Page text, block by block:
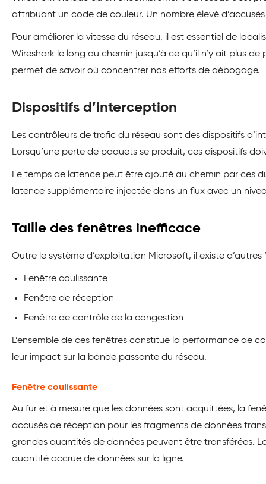
attribuant un code de couleur. Un nombre élevé
Pour améliorer la vitesse du réseau, il est essentiel de
Wireshark le long du chemin jusqu’à ce qu’il n’y ait plus
permet de savoir où concentrer nos efforts de débogage.
Dispositifs d’interception
Les contrôleurs de trafic du réseau sont des dispositifs
Lorsqu’une perte de paquets se produit, ces dispositifs
Le temps de latence peut être ajouté au chemin par ces
latence supplémentaire injectée dans un flux avec un
Taille des fenêtres inefficace
Outre le système d’exploitation Microsoft, il existe d’autres
Fenêtre coulissante
Fenêtre de réception
Fenêtre de contrôle de la congestion
L’ensemble de ces fenêtres constitue la performance de
leur impact sur la bande passante du réseau.
Fenêtre coulissante
Au fur et à mesure que les données sont acquittées, la
accusés de réception pour les fragments de données
grandes quantités de données peuvent être transférées.
quantité accrue de données sur la ligne.